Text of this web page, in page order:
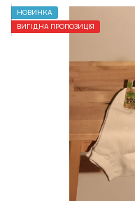
НОВИНКА
ВИГІДНА ПРОПОЗИЦІЯ